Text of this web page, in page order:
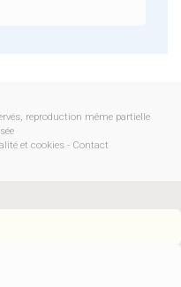
reproduction même partielle
et cookies - Contact